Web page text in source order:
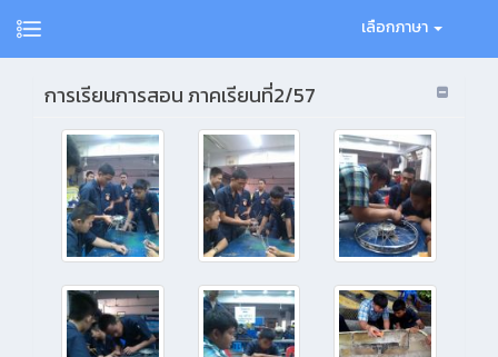
เลือกภาษา
การเรียนการสอน ภาคเรียนที่2/57